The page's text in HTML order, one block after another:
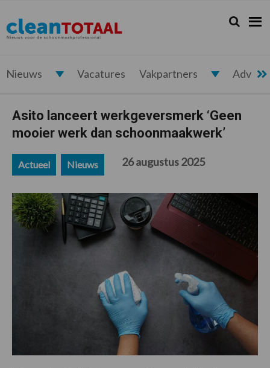
de
hoofdnavigatie
de
hoofd
de
eerste
de
voettekst
Cleantotaal.nl
Het
laatste
voor
schoonmaak
Zoeken...
Zoek
Nieuws Vacatures Vakpartners
Asito lanceert werkgeversmerk ‘Geen
mooier werk dan schoonmaakwerk’
Actueel Nieuws 26 augustus 2025